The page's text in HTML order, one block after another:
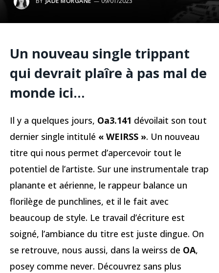
Un nouveau single trippant
qui devrait plaîre à pas mal de
monde ici…
Il y a quelques jours, Oa3.141 dévoilait son tout
dernier single intitulé « WEIRSS ». Un nouveau
titre qui nous permet d’apercevoir tout le
potentiel de l’artiste. Sur une instrumentale trap
planante et aérienne, le rappeur balance un
florilège de punchlines, et il le fait avec
beaucoup de style. Le travail d’écriture est
soigné, l’ambiance du titre est juste dingue. On
se retrouve, nous aussi, dans la weirss de OA,
posey comme never. Découvrez sans plus